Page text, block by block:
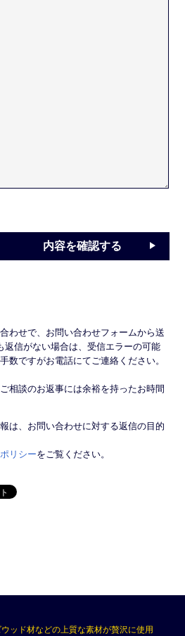
内容を確認する
わせで、お問い合わせフォームから送
返信がない場合は、受信エラーの可能
数ですがお電話にてご連絡ください。
相談のお返事には余裕を持ったお時間
は、お問い合わせに対する返信の目的
リシーをご覧ください。
ッド材などの上質な素材が贅沢に使用